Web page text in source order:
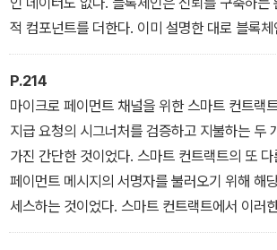
적 컴포넌트를 더한다. 이미 설명한 대로 블록
유효한 트랜잭션, 상태 변화, Tx 실행에서 나온
벤트 로그, 기타 관련 정보를 온체인 데이터로 활
P.214
마이크로 페이먼트 채널을 위한 스마트 컨트
지급 요청의 시그너처를 검증하고 지불하는 두
가진 간단한 것이었다. 스마트 컨트랙트의 또
페이먼트 메시지의 서명자를 불러오기 위해 해
세스하는 것이었다. 스마트 컨트랙트에서 이러
해서는 표준적인 함수를 사용해야 한다. 스마트